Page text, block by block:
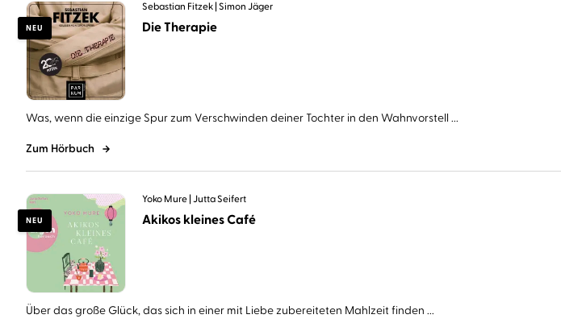
NEU
Sebastian Fitzek Simon Jäger
Die Therapie
Was, wenn die einzige Spur zum Verschwinden deiner Tochter in den Wahnvorstell ...
Zum Hörbuch
NEU
Yoko Mure Jutta Seifert
Akikos kleines Café
Über das große Glück, das sich in einer mit Liebe zubereiteten Mahlzeit finden ...